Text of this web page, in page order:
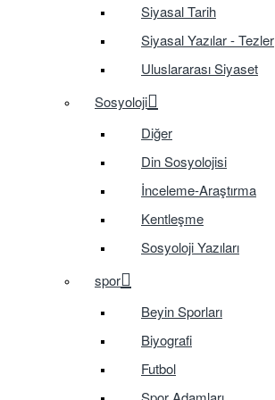
Siyasal Tarih
Siyasal Yazılar - Tezler
Uluslararası Siyaset
Sosyoloji
Diğer
Din Sosyolojisi
İnceleme-Araştırma
Kentleşme
Sosyoloji Yazıları
spor
Beyin Sporları
Biyografi
Futbol